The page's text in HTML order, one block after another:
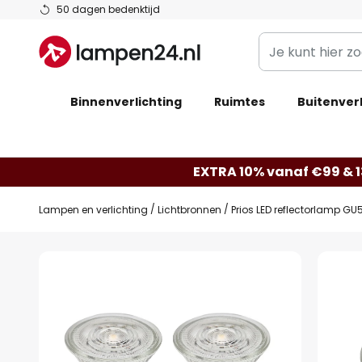
50 dagen bedenktijd
Ga
de
inhoud
Je
kunt
zoeken
webwinkel
Binnenverlichting Ruimtes
EXTRA 10% vanaf €99 &
Lampen en verlichting Lichtbronnen Prios LED reflectorlamp
einde